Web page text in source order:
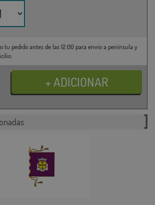
tu pedido antes de las 12:00 para envío a península y